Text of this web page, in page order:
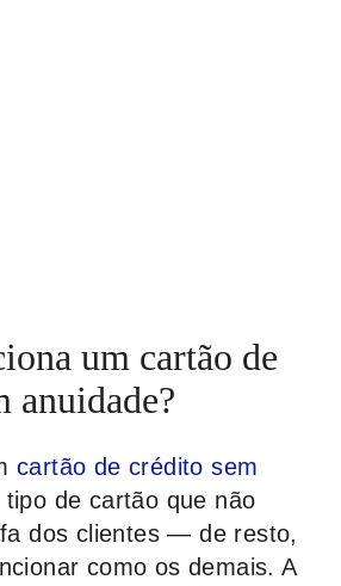
um cartão de
anuidade?
cartão de crédito sem
tipo de cartão que não
dos clientes — de resto,
como os demais. A